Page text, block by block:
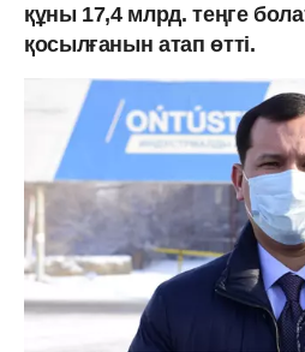
құны 17,4 млрд. теңге
қосылғанын атап өтті.